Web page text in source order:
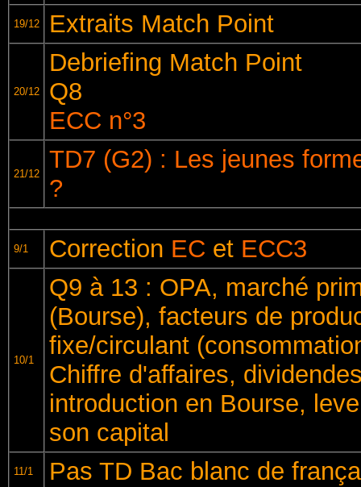
19/12 Extraits Match Point
20/12
Debriefing Match Point
Q8
ECC n°3
21/12
TD7 (G2) : Les jeunes
?
9/1 Correction EC et ECC3
10/1
Q9 à 13 : OPA, marché
(Bourse), facteurs de
fixe/circulant
Chiffre d'affaires,
introduction en Bourse,
son capital
11/1 Pas TD Bac blanc de